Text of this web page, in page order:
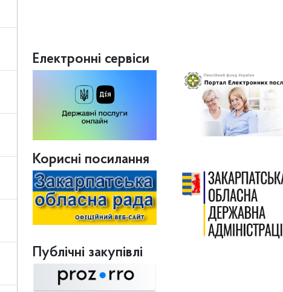
Електронні сервіси
Корисні посилання
Публічні закупівлі